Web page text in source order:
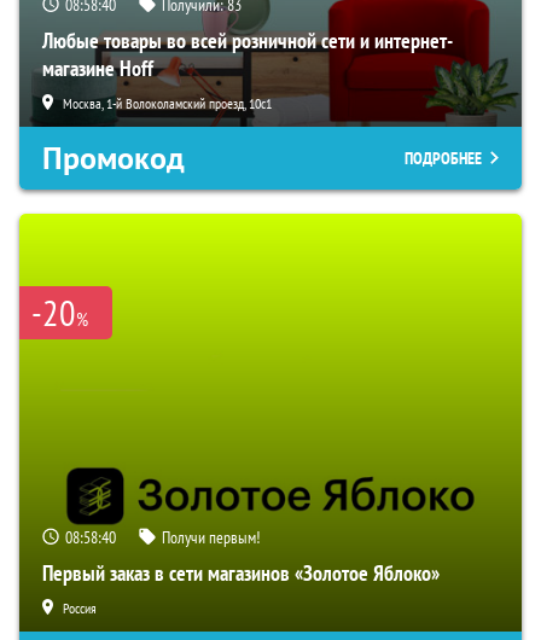
08:58:39 Получили:83
Любые товары во всей розничной сети и интернет-
магазине Hoff
Москва, 1-й Волоколамский проезд, 10с1
Промокод ПОДРОБНЕЕ
-20%
08:58:39 Получи первым!
Первый заказ в сети магазинов «Золотое Яблоко»
Россия